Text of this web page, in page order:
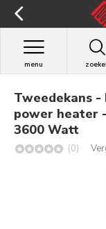
menu
Tweedekans -
power heater
3600 Watt
(0)